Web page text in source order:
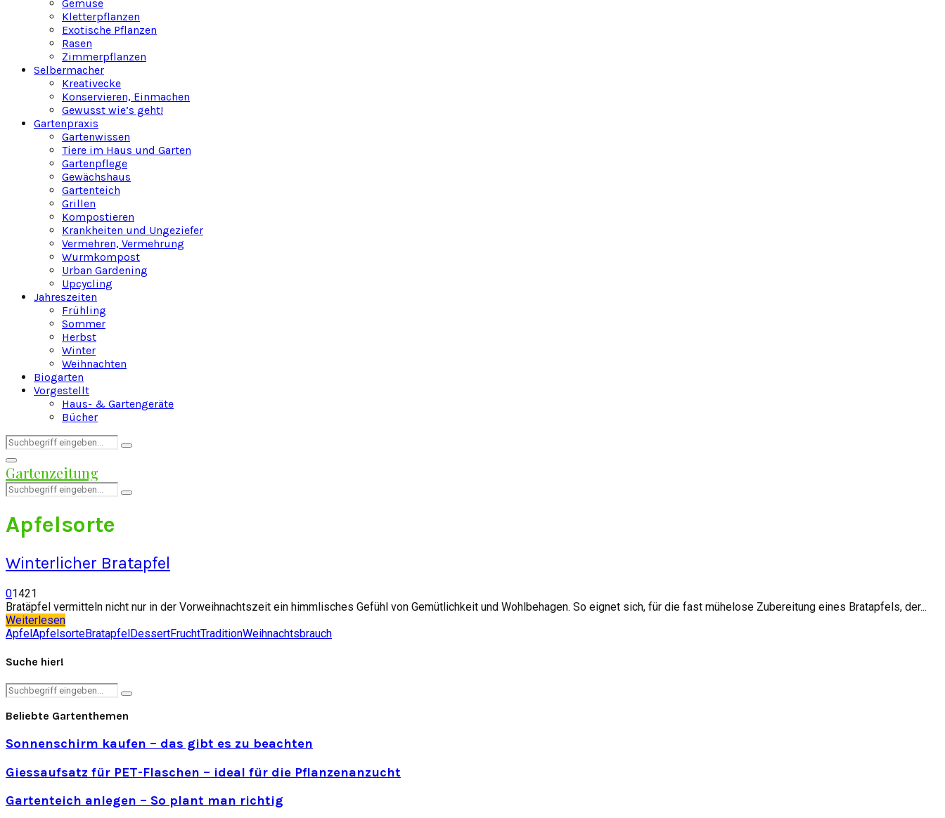
Gemüse
Kletterpflanzen
Exotische Pflanzen
Rasen
Zimmerpflanzen
Selbermacher
Kreativecke
Konservieren, Einmachen
Gewusst wie’s geht!
Gartenpraxis
Gartenwissen
Tiere im Haus und Garten
Gartenpflege
Gewächshaus
Gartenteich
Grillen
Kompostieren
Krankheiten und Ungeziefer
Vermehren, Vermehrung
Wurmkompost
Urban Gardening
Upcycling
Jahreszeiten
Frühling
Sommer
Herbst
Winter
Weihnachten
Biogarten
Vorgestellt
Haus- & Gartengeräte
Bücher
Search
for:
Search
Facebook
Twitter
Instagram
Pinterest
Youtube
Snapchat
Primary
Menu
Gartenzeitung
Search
for:
Search
Apfelsorte
Winterlicher Bratapfel
01421
Bratäpfel vermitteln nicht nur in der Vorweihnachtszeit ein himmlisches Gefühl von Gemütlichkeit und Wohlbehagen. So eignet sich, für die fast mühelose Zubereitung eines Bratapfels, der...
Weiterlesen
ÄpfelApfelsorteBratapfelDessertFruchtTraditionWeihnachtsbrauch
Suche hier!
Search
Search
Beliebte Gartenthemen
Sonnenschirm kaufen – das gibt es zu beachten
Giessaufsatz für PET-Flaschen – ideal für die Pflanzenanzucht
Gartenteich anlegen – So plant man richtig